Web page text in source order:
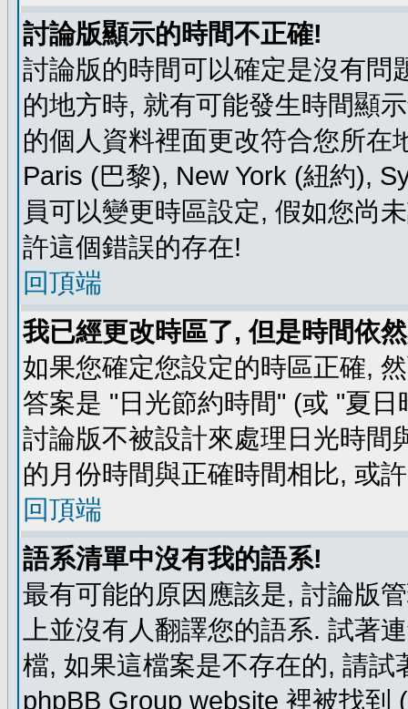
討論版顯示的時間不正確!
討論版的時間可以確定是沒有問
的地方時, 就有可能發生時間顯
的個人資料裡面更改符合您所在
Paris (巴黎), New York (紐約),
員可以變更時區設定, 假如您尚
許這個錯誤的存在!
回頂端
我已經更改時區了, 但是時間依
如果您確定您設定的時區正確,
答案是 "日光節約時間" (或 "夏
討論版不被設計來處理日光時間
的月份時間與正確時間相比, 或
回頂端
語系清單中沒有我的語系!
最有可能的原因應該是, 討論版
上並沒有人翻譯您的語系. 試著
檔, 如果這檔案是不存在的, 請
phpBB Group website 裡被找到